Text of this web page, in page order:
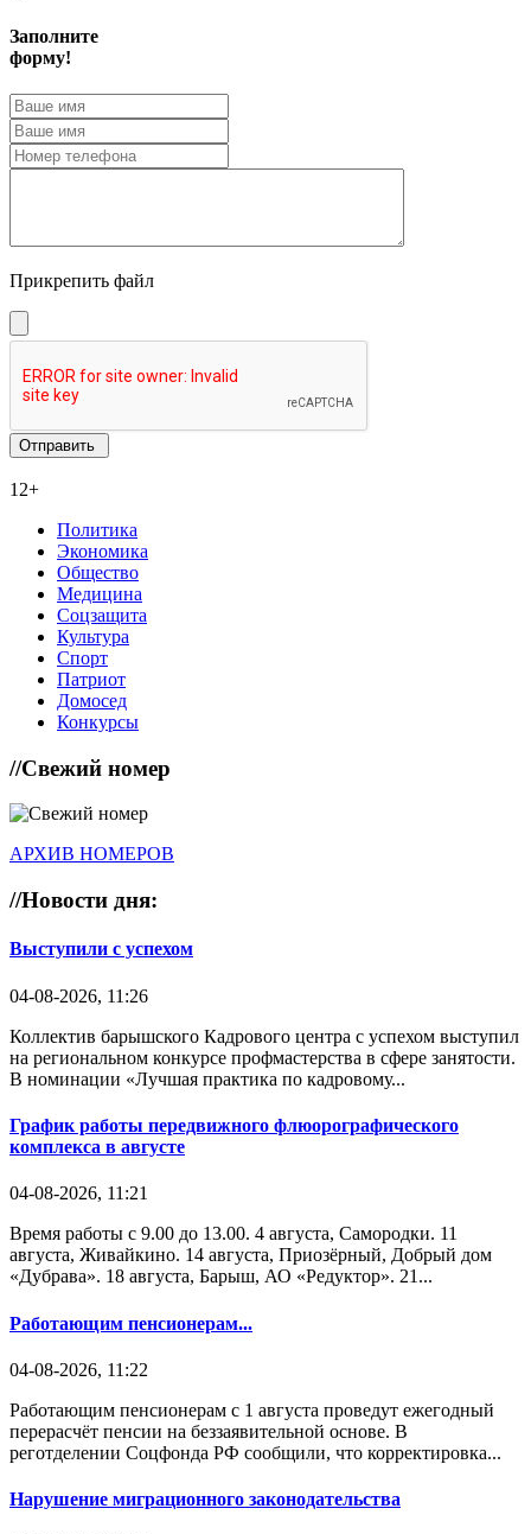
Заполните
форму!
Прикрепить файл
12+
Политика
Экономика
Общество
Медицина
Соцзащита
Культура
Спорт
Патриот
Домосед
Конкурсы
//Свежий номер
АРХИВ НОМЕРОВ
//Новости дня:
Выступили с успехом
04-08-2026, 11:26
Коллектив барышского Кадрового центра с успехом выступил
на региональном конкурсе профмастерства в сфере занятости.
В номинации «Лучшая практика по кадровому...
График работы передвижного флюорографического
комплекса в августе
04-08-2026, 11:21
Время работы с 9.00 до 13.00. 4 августа, Самородки. 11
августа, Живайкино. 14 августа, Приозёрный, Добрый дом
«Дубрава». 18 августа, Барыш, АО «Редуктор». 21...
Работающим пенсионерам...
04-08-2026, 11:22
Работающим пенсионерам с 1 августа проведут ежегодный
перерасчёт пенсии на беззаявительной основе. В
реготделении Соцфонда РФ сообщили, что корректировка...
Нарушение миграционного законодательства